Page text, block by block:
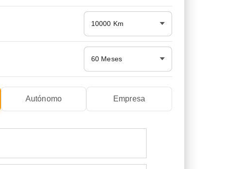
10000 Km
60 Meses
Autónomo Empresa